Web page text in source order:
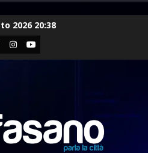
2026 20:38
Instagram
Youtube